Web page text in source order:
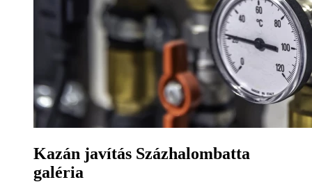
Kazán javítás Százhalombatta
galéria